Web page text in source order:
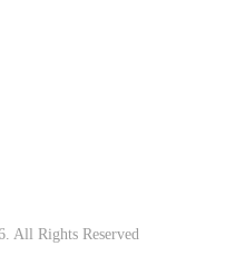
All Rights Reserved